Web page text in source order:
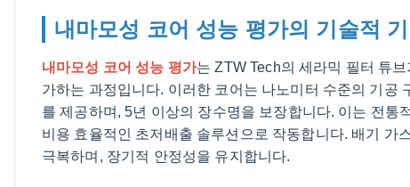
내마모성 코어 성능 평가의 기술적
내마모성 코어 성능 평가는 ZTW Tech의 세라믹 필터 튜
가하는 과정입니다. 이러한 코어는 나노미터 수준의 기
를 제공하며, 5년 이상의 장수명을 보장합니다. 이는 전
비용 효율적인 초저배출 솔루션으로 작동합니다. 배기 가
극복하며, 장기적 안정성을 유지합니다.